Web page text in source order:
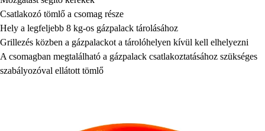
Csatlakozó tömlő a csomag része
Hely a legfeljebb 8 kg-os gázpalack tárolásához
Grillezés közben a gázpalackot a tárolóhelyen kívül kell elhelyezni
A csomagban megtalálható a gázpalack csatlakoztatásához szükséges
szabályozóval ellátott tömlő